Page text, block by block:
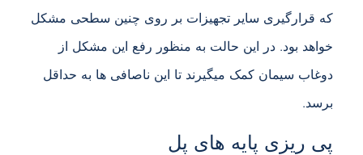
که قرارگیری سایر تجهیزات بر روی چنین سطحی مشکل
خواهد بود. در این حالت به منظور رفع این مشکل از
دوغاب سیمان کمک میگیرند تا این ناصافی ها به حداقل
برسد.
پی ریزی پایه های پل